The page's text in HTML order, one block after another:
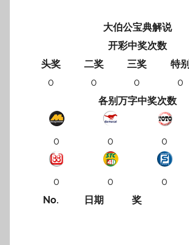
大伯公宝典解说
开彩中奖次数
头奖
二奖 三奖 特别
0
0 0 0
各别万字中奖次数
0 0 0
0 0 0
No.
日期 奖